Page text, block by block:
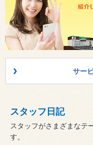
サー
スタッフ日記
スタッフがさまざまなテ
す。